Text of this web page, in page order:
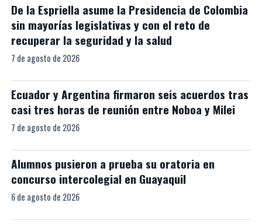
De la Espriella asume la Presidencia de Colombia
sin mayorías legislativas y con el reto de
recuperar la seguridad y la salud
7 de agosto de 2026
Ecuador y Argentina firmaron seis acuerdos tras
casi tres horas de reunión entre Noboa y Milei
7 de agosto de 2026
Alumnos pusieron a prueba su oratoria en
concurso intercolegial en Guayaquil
6 de agosto de 2026